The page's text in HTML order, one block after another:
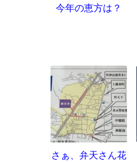
今年の恵方は？
さぁ、弁天さん花